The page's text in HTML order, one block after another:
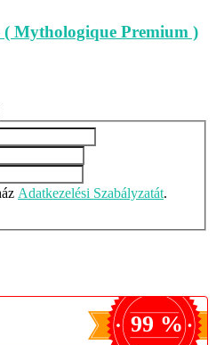
( Mythologique Premium )
Adatkezelési Szabályzatát.
99 %